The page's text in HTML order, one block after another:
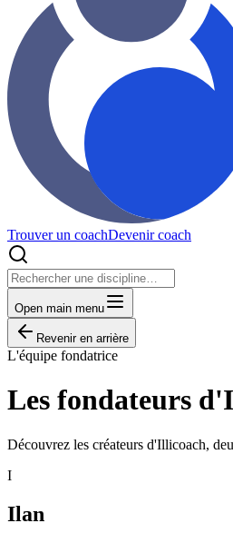
Trouver un coachDevenir coach
Open main menu
Revenir en arrière
L'équipe fondatrice
Les fondateurs
Découvrez les créateurs d'Illicoach,
I
Ilan